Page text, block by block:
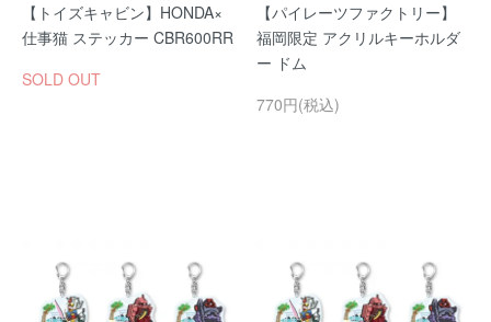
【トイズキャビン】HONDA×
仕事猫 ステッカー CBR600RR
SOLD OUT
【パイレーツファクトリー】
福岡限定 アクリルキーホルダ
ー ドム
770円(税込)